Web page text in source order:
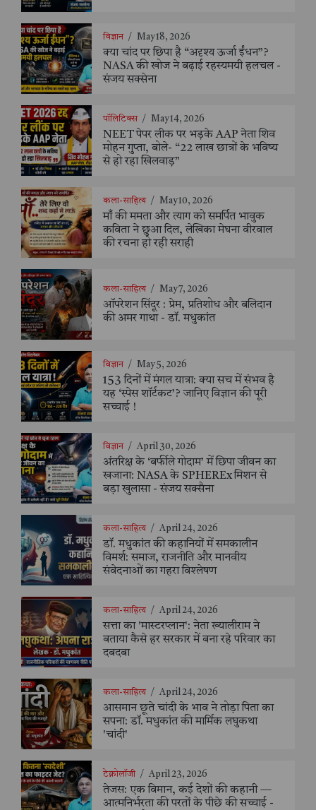
विज्ञान / May 18, 2026
क्या चांद पर छिपा है “अदृश्य ऊर्जा ईंधन”?
NASA की खोज ने बढ़ाई रहस्यमयी हलचल -
संजय सक्सेना
पॉलिटिक्स / May 14, 2026
NEET पेपर लीक पर भड़के AAP नेता शिव
मोहन गुप्ता, बोले- “22 लाख छात्रों के भविष्य
से हो रहा खिलवाड़”
कला-साहित्य / May 10, 2026
माँ की ममता और त्याग को समर्पित भावुक
कविता ने छुआ दिल, लेखिका मेघना वीरवाल
की रचना हो रही सराही
कला-साहित्य / May 7, 2026
ऑपरेशन सिंदूर : प्रेम, प्रतिशोध और बलिदान
की अमर गाथा - डॉ. मधुकांत
विज्ञान / May 5, 2026
153 दिनों में मंगल यात्रा: क्या सच में संभव है
यह ‘स्पेस शॉर्टकट’? जानिए विज्ञान की पूरी
सच्चाई !
विज्ञान / April 30, 2026
अंतरिक्ष के ‘बर्फीले गोदाम’ में छिपा जीवन का
खजाना: NASA के SPHEREx मिशन से
बड़ा खुलासा - संजय सक्सैना
कला-साहित्य / April 24, 2026
डॉ. मधुकांत की कहानियों में समकालीन
विमर्श: समाज, राजनीति और मानवीय
संवेदनाओं का गहरा विश्लेषण
कला-साहित्य / April 24, 2026
सत्ता का 'मास्टरप्लान': नेता ख्यालीराम ने
बताया कैसे हर सरकार में बना रहे परिवार का
दबदबा
कला-साहित्य / April 24, 2026
आसमान छूते चांदी के भाव ने तोड़ा पिता का
सपना: डॉ. मधुकांत की मार्मिक लघुकथा
'चांदी'
टेक्नोलॉजी / April 23, 2026
तेजस: एक विमान, कई देशों की कहानी —
आत्मनिर्भरता की परतों के पीछे की सच्चाई -